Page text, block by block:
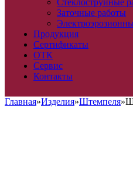
Стеклоструйные
Заточные работы
Продукция
Сертификаты
ОТК
Сервис
Контакты
Главная»Изделия»Штемпеля»